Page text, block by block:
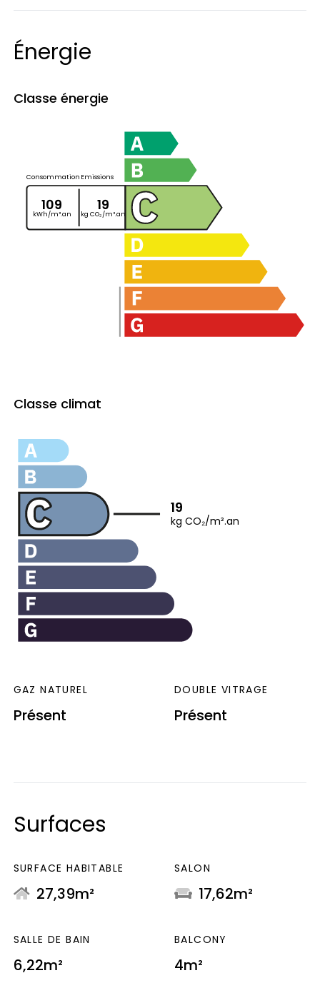
Énergie
Classe énergie
Consommation
109
kWh/m².an
Emissions
19
kg CO₂/m².an
Classe climat
19
kg CO₂/m².an
GAZ NATUREL
Présent
DOUBLE VITRAGE
Présent
Surfaces
SURFACE HABITABLE
27,39m²
SALON
17,62m²
SALLE DE BAIN
6,22m²
BALCONY
4m²